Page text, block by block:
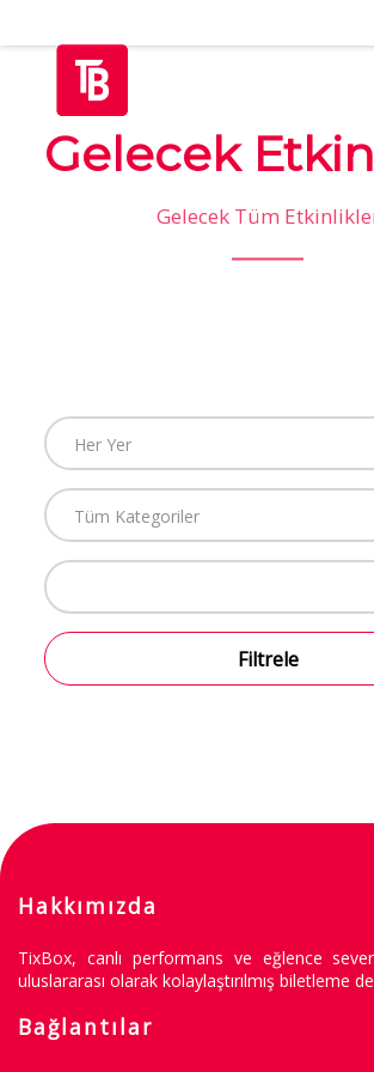
Gelecek
Gelecek Tüm
Her Yer
Tüm Kategoriler
Filtrele
Hakkımızda
TixBox, canlı performans ve eğlence
uluslararası olarak kolaylaştırılmış biletleme
Bağlantılar